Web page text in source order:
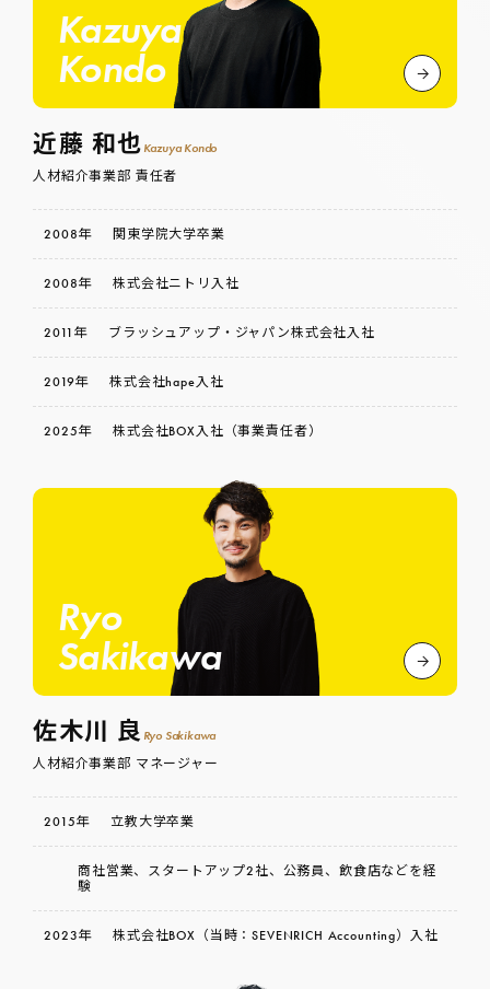
Kazuya
Kondo
近藤 和也 Kazuya Kondo
人材紹介事業部 責任者
2008年 関東学院大学卒業
2008年 株式会社ニトリ入社
2011年 ブラッシュアップ・ジャパン株式会社入社
2019年 株式会社hape入社
2025年 株式会社BOX入社（事業責任者）
Ryo
Sakikawa
佐木川 良 Ryo Sakikawa
人材紹介事業部 マネージャー
2015年 立教大学卒業
商社営業、スタートアップ2社、公務員、飲食店などを経
験
2023年 株式会社BOX（当時：SEVENRICH Accounting）入社